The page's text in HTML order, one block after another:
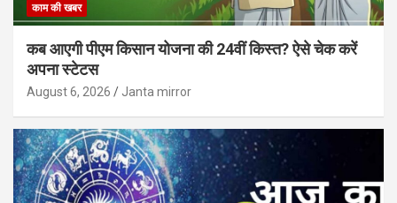
काम की खबर
कब आएगी पीएम किसान योजना की 24वीं किस्त? ऐसे चेक करें
अपना स्टेटस
August 6, 2026 Janta mirror